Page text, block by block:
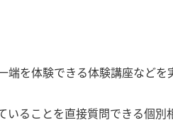
端を体験できる体験講座などを
いることを直接質問できる個別